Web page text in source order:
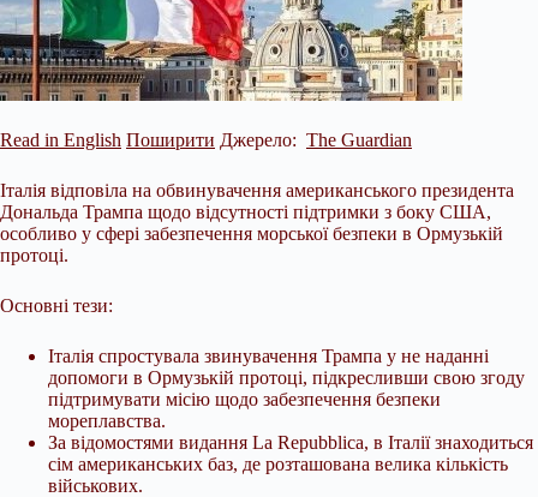
Read in English Поширити Джерело: The Guardian
Італія відповіла на обвинувачення американського президента
Дональда Трампа щодо відсутності підтримки з боку США,
особливо у сфері забезпечення морської безпеки в Ормузькій
протоці.
Основні тези:
Італія спростувала звинувачення Трампа у не наданні
допомоги в Ормузькій протоці, підкресливши свою згоду
підтримувати місію щодо забезпечення безпеки
мореплавства.
За відомостями видання La Repubblica, в Італії знаходиться
сім американських баз, де розташована велика кількість
військових.